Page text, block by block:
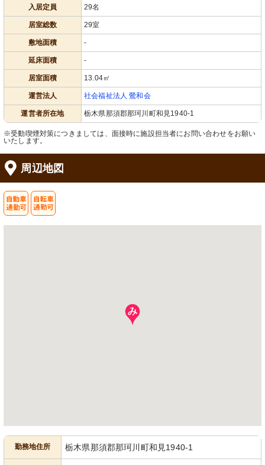
入居定員 29名
居室総数 29室
敷地面積 -
延床面積 -
居室面積 13.04㎡
運営法人 社会福祉法人 鶯和会
運営者所在地 栃木県那須郡那珂川町和見1940-1
※受動喫煙対策につきましては、面接時に施設担当者にお問い合わせをお願い
いたします。
周辺地図
勤務地住所 栃木県那須郡那珂川町和見1940-1